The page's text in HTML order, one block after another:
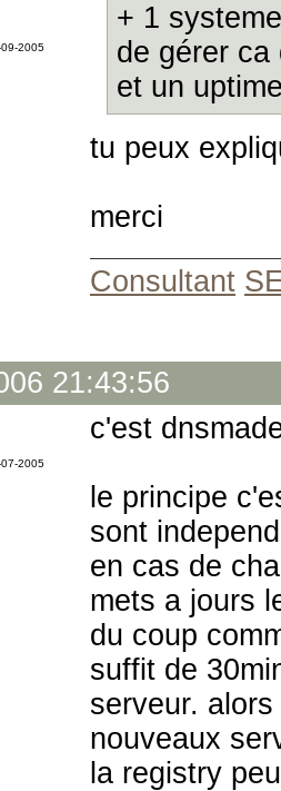
2005
+ 1
de gérer ca
et un
tu peux
merci
Consultant
21:43:56
2005
c'est
le principe
sont
en cas de
mets a jours
du coup
suffit de
serveur.
nouveaux
la registry